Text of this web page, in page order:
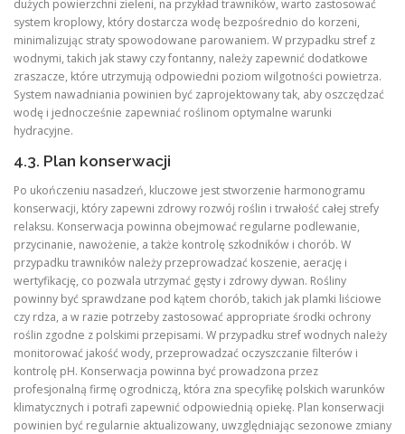
dużych powierzchni zieleni, na przykład trawników, warto zastosować
system kroplowy, który dostarcza wodę bezpośrednio do korzeni,
minimalizując straty spowodowane parowaniem. W przypadku stref z
wodnymi, takich jak stawy czy fontanny, należy zapewnić dodatkowe
zraszacze, które utrzymują odpowiedni poziom wilgotności powietrza.
System nawadniania powinien być zaprojektowany tak, aby oszczędzać
wodę i jednocześnie zapewniać roślinom optymalne warunki
hydracyjne.
4.3. Plan konserwacji
Po ukończeniu nasadzeń, kluczowe jest stworzenie harmonogramu
konserwacji, który zapewni zdrowy rozwój roślin i trwałość całej strefy
relaksu. Konserwacja powinna obejmować regularne podlewanie,
przycinanie, nawożenie, a także kontrolę szkodników i chorób. W
przypadku trawników należy przeprowadzać koszenie, aerację i
wertyfikację, co pozwala utrzymać gęsty i zdrowy dywan. Rośliny
powinny być sprawdzane pod kątem chorób, takich jak plamki liściowe
czy rdza, a w razie potrzeby zastosować appropriate środki ochrony
roślin zgodne z polskimi przepisami. W przypadku stref wodnych należy
monitorować jakość wody, przeprowadzać oczyszczanie filterów i
kontrolę pH. Konserwacja powinna być prowadzona przez
profesjonalną firmę ogrodniczą, która zna specyfikę polskich warunków
klimatycznych i potrafi zapewnić odpowiednią opiekę. Plan konserwacji
powinien być regularnie aktualizowany, uwzględniając sezonowe zmiany